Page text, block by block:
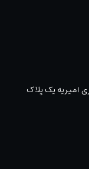
امیریه یک پلاک